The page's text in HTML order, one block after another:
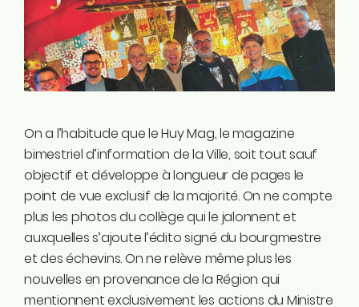
Facebook
Instagram
Twitter
Youtube
Ecolo.be
ME CONTACTER
Rodrigue Demeuse
12/51 Avenue de Batta
4500 Huy
On a l’habitude que le Huy Mag, le magazine
bimestriel d’information de la Ville, soit tout sauf
objectif et développe à longueur de pages le
point de vue exclusif de la majorité. On ne compte
plus les photos du collège qui le jalonnent et
auxquelles s’ajoute l’édito signé du bourgmestre
et des échevins. On ne relève même plus les
nouvelles en provenance de la Région qui
mentionnent exclusivement les actions du Ministre